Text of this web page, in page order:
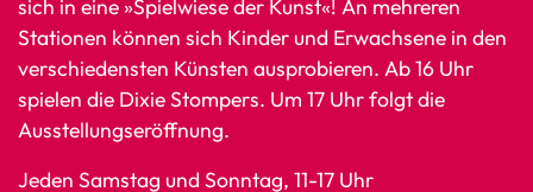
sich in eine »Spielwiese der Kunst«! An mehreren
Stationen können sich Kinder und Erwachsene in den
verschiedensten Künsten ausprobieren. Ab 16 Uhr
spielen die Dixie Stompers. Um 17 Uhr folgt die
Ausstellungseröffnung.
Jeden Samstag und Sonntag, 11-17 Uhr